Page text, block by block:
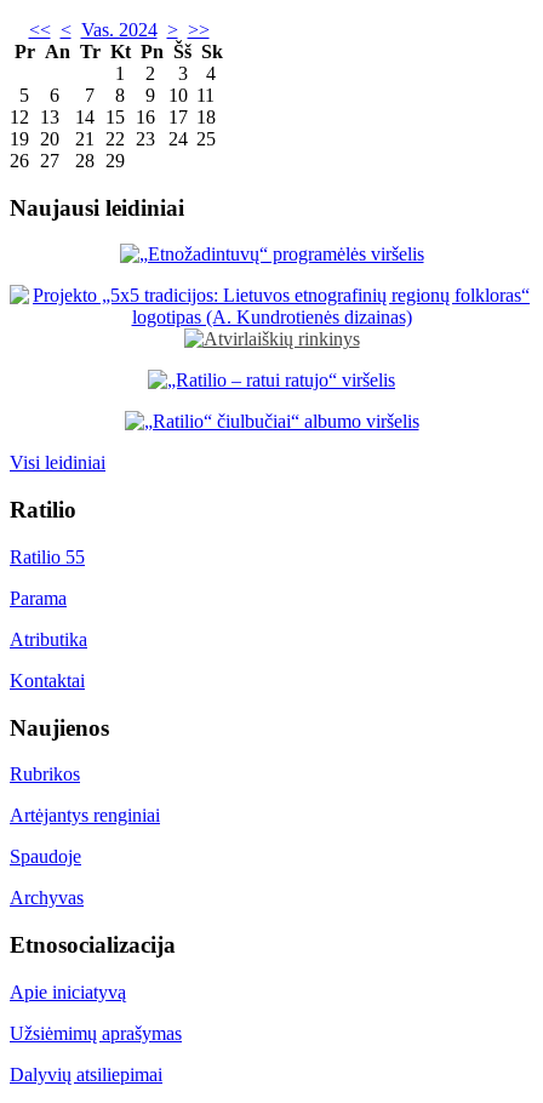
<< < Vas. 2024 > >>
Pr An Tr Kt Pn Šš Sk
1
2 3
4
5
6 7 8 9 10 11
12
13 14 15 16 17 18
19 20 21 22 23 24 25
26 27 28 29
Naujausi leidiniai
Visi leidiniai
Ratilio
Ratilio 55
Parama
Atributika
Kontaktai
Naujienos
Rubrikos
Artėjantys renginiai
Spaudoje
Archyvas
Etnosocializacija
Apie iniciatyvą
Užsiėmimų aprašymas
Dalyvių atsiliepimai